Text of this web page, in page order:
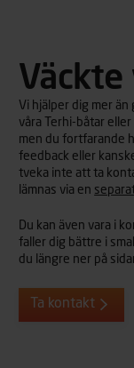
Vi hjälper dig mer än
våra Terhi-båtar
men du fortfarande
feedback eller
tveka inte att ta
lämnas via en
Du kan även vara i
faller dig bättre i
du längre ner på
Ta kontakt